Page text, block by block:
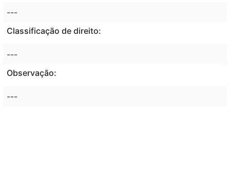
---
Classificação de direito:
---
Observação:
---